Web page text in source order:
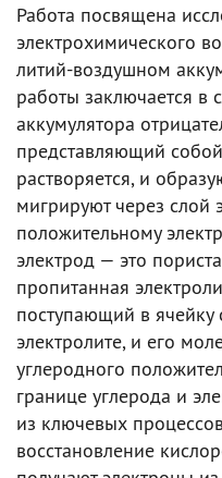
Работа посвящена
электрохимического
литий-воздушном
работы заключается
аккумулятора
представляющий
растворяется, и
мигрируют через слой
положительному
электрод — это
пропитанная
поступающий в ячейку
электролите, и его
углеродного
границе углерода и
из ключевых
восстановление